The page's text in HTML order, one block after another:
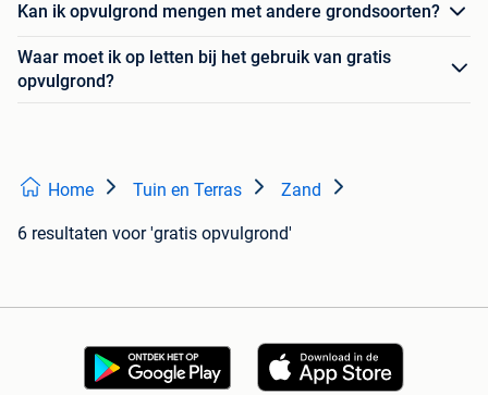
Kan ik opvulgrond mengen met andere grondsoorten?
Waar moet ik op letten bij het gebruik van gratis
opvulgrond?
Home Tuin en Terras Zand
6 resultaten voor 'gratis opvulgrond'